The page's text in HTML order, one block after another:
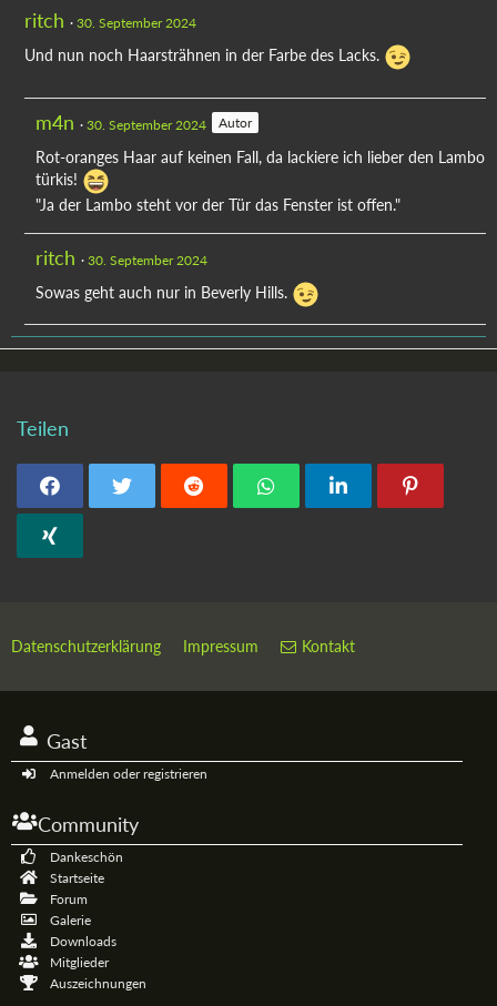
ritch 30. September 2024
Und nun noch Haarsträhnen in der Farbe des Lacks.
m4n 30. September 2024 Autor
Rot-oranges Haar auf keinen Fall, da lackiere ich lieber den Lambo
türkis!
"Ja der Lambo steht vor der Tür das Fenster ist offen."
ritch 30. September 2024
Sowas geht auch nur in Beverly Hills.
Teilen
Datenschutzerklärung Impressum Kontakt
Gast
Anmelden oder registrieren
Community
Dankeschön
Startseite
Forum
Galerie
Downloads
Mitglieder
Auszeichnungen